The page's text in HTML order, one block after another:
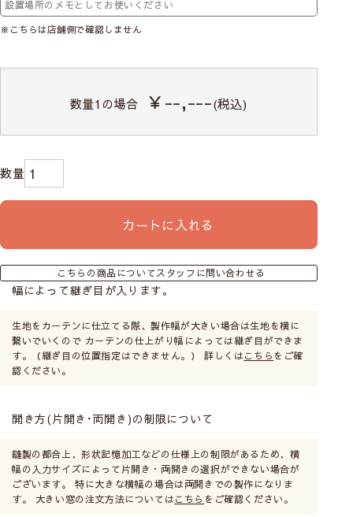
※こちらは店舗側で確認しません
数量1の場合 ￥--,---(税込)
カートに入れる
こちらの商品についてスタッフに問い合わせる
幅によって継ぎ目が入ります。
生地をカーテンに仕立てる際、製作幅が大きい場合は生地を横に
繋いでいくので カーテンの仕上がり幅によっては継ぎ目ができま
す。（継ぎ目の位置指定はできません。） 詳しくはこちら をご確
認ください。
開き方(片開き･両開き)の制限について
縫製の都合上、形状記憶加工などの仕様上の制限があるため、横
幅の入力サイズによって片開き・両開きの選択ができない場合が
ございます。 特に大きな横幅の場合は両開きでの製作になりま
す。 大きい窓の注文方法についてはこちら をご確認ください。